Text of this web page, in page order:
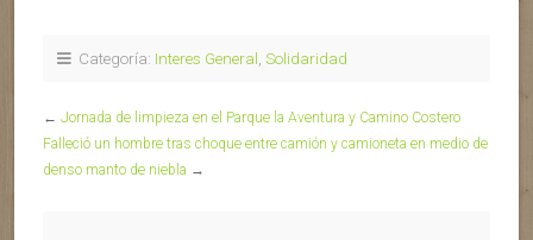
Categoría: Interes General, Solidaridad
← Jornada de limpieza en el Parque la Aventura y Camino Costero
Falleció un hombre tras choque entre camión y camioneta en medio de
denso manto de niebla →